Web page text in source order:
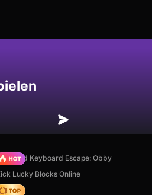
Speed Keyboard Escape: Obby
Lucky Blocks Online